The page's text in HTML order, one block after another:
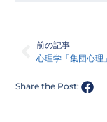
前の記事
Share the Post: